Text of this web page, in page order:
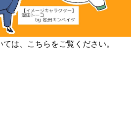
は、こちらをご覧ください。